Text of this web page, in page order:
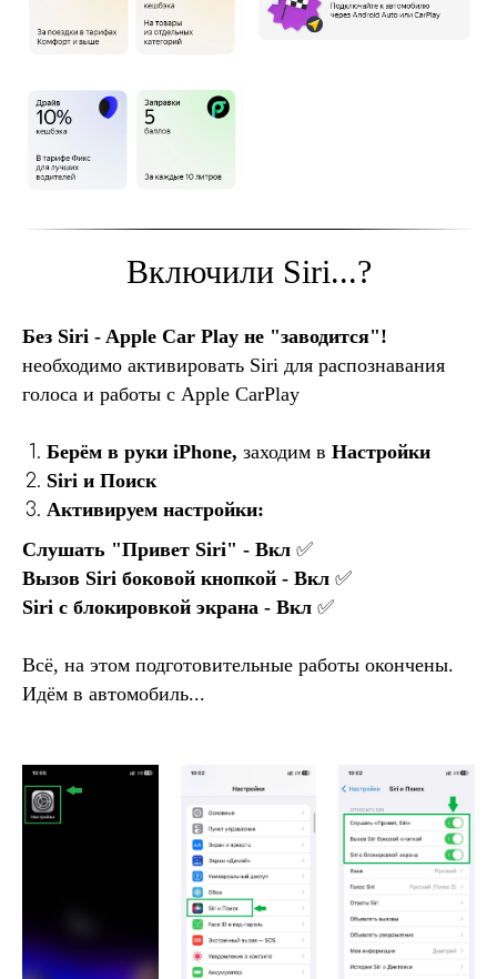
Включили Siri...?
Без Siri - Apple Car Play не "заводится"!
необходимо активировать Siri для распознавания
голоса и работы с Apple CarPlay
Берём в руки iPhone, заходим в Настройки
Siri и Поиск
Активируем настройки:
Слушать "Привет Siri" - Вкл ✅
Вызов Siri боковой кнопкой - Вкл ✅
Siri с блокировкой экрана - Вкл ✅
Всё, на этом подготовительные работы окончены.
Идём в автомобиль...